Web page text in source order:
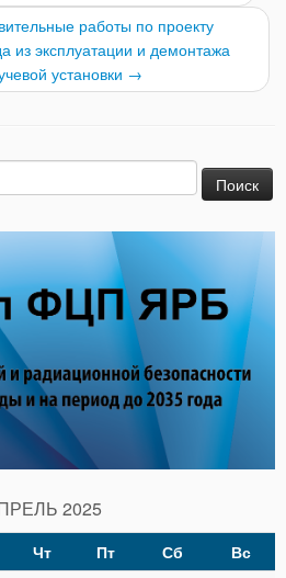
работы по проекту
из эксплуатации и демонтажа
установки →
2025
Чт Пт Сб
Вс